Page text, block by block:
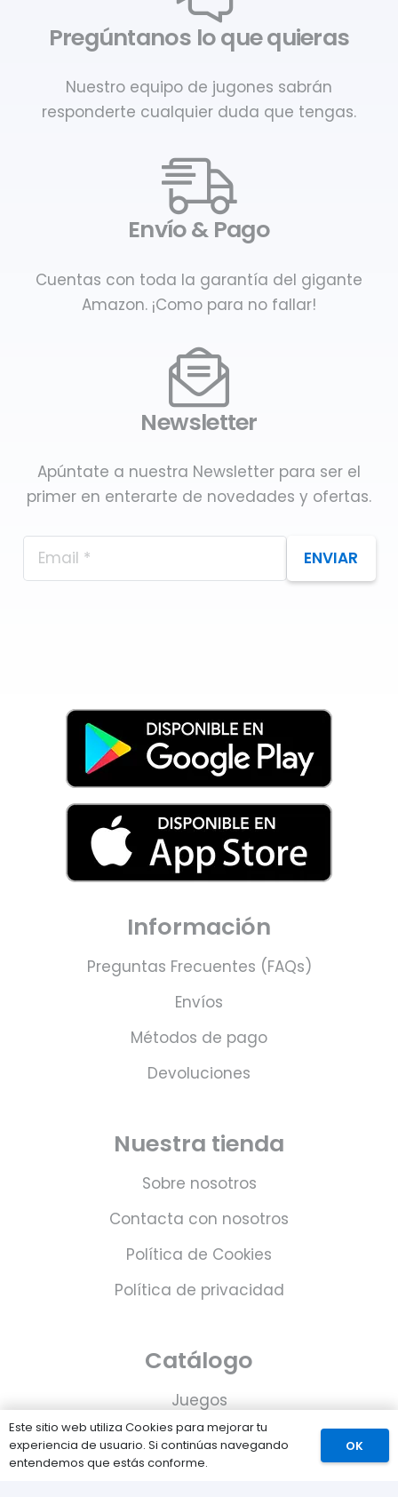
Pregúntanos lo que quieras
Nuestro equipo de jugones sabrán
responderte cualquier duda que tengas.
Envío & Pago
Cuentas con toda la garantía del gigante
Amazon. ¡Como para no fallar!
Newsletter
Apúntate a nuestra Newsletter para ser el
primer en enterarte de novedades y ofertas.
ENVIAR
Información
Preguntas Frecuentes (FAQs)
Envíos
Métodos de pago
Devoluciones
Nuestra tienda
Sobre nosotros
Contacta con nosotros
Política de Cookies
Política de privacidad
Catálogo
Juegos
Consolas
Accesorios para tu PS5
Este sitio web utiliza Cookies para mejorar tu
experiencia de usuario. Si continúas navegando
entendemos que estás conforme.
OK